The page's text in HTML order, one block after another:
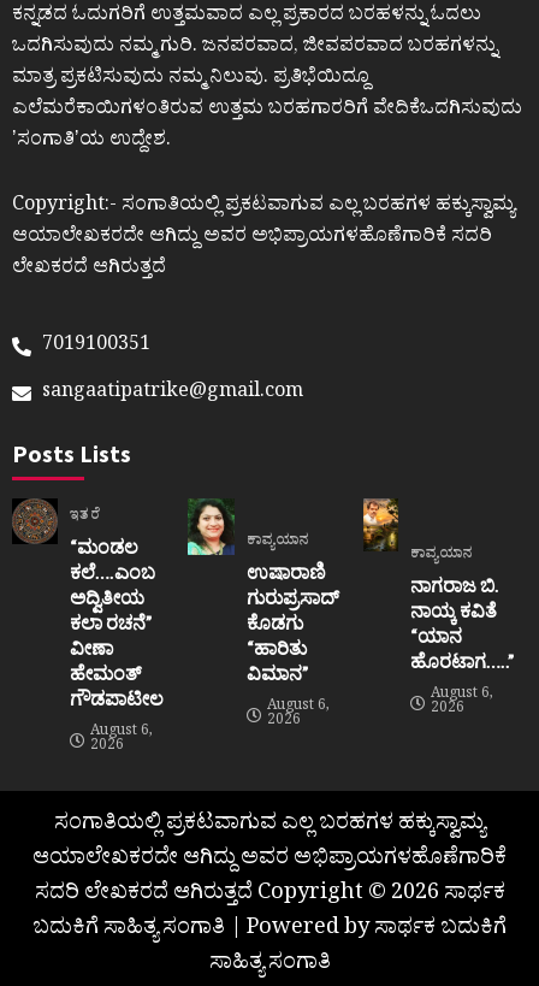
ಕನ್ನಡದ ಓದುಗರಿಗೆ ಉತ್ತಮವಾದ ಎಲ್ಲ ಪ್ರಕಾರದ ಬರಹಳನ್ನು ಓದಲು
ಒದಗಿಸುವುದು ನಮ್ಮ ಗುರಿ. ಜನಪರವಾದ, ಜೀವಪರವಾದ ಬರಹಗಳನ್ನು
ಮಾತ್ರ ಪ್ರಕಟಿಸುವುದು ನಮ್ಮ ನಿಲುವು. ಪ್ರತಿಭೆಯಿದ್ದೂ
ಎಲೆಮರೆಕಾಯಿಗಳಂತಿರುವ ಉತ್ತಮ ಬರಹಗಾರರಿಗೆ ವೇದಿಕೆಒದಗಿಸುವುದು
ʼಸಂಗಾತಿʼಯ ಉದ್ದೇಶ.
Copyright:- ಸಂಗಾತಿಯಲ್ಲಿ ಪ್ರಕಟವಾಗುವ ಎಲ್ಲ ಬರಹಗಳ ಹಕ್ಕುಸ್ವಾಮ್ಯ
ಆಯಾಲೇಖಕರದೇ ಆಗಿದ್ದು ಅವರ ಅಭಿಪ್ರಾಯಗಳಹೊಣೆಗಾರಿಕೆ ಸದರಿ
ಲೇಖಕರದೆ ಆಗಿರುತ್ತದೆ
7019100351
sangaatipatrike@gmail.com
Posts Lists
ಇತರೆ
“ಮಂಡಲ
ಕಲೆ….ಎಂಬ
ಅದ್ವಿತೀಯ
ಕಲಾ ರಚನೆ”‌
ವೀಣಾ
ಹೇಮಂತ್‌
ಗೌಡಪಾಟೀಲ
August 6,
2026
ಕಾವ್ಯಯಾನ
ಉಷಾರಾಣಿ
ಗುರುಪ್ರಸಾದ್
ಕೊಡಗು
“ಹಾರಿತು
ವಿಮಾನ”
August 6,
2026
ಕಾವ್ಯಯಾನ
ನಾಗರಾಜ ಬಿ.
ನಾಯ್ಕ ಕವಿತೆ
“ಯಾನ
ಹೊರಟಾಗ…..”
August 6,
2026
ಸಂಗಾತಿಯಲ್ಲಿ ಪ್ರಕಟವಾಗುವ ಎಲ್ಲ ಬರಹಗಳ ಹಕ್ಕುಸ್ವಾಮ್ಯ
ಆಯಾಲೇಖಕರದೇ ಆಗಿದ್ದು ಅವರ ಅಭಿಪ್ರಾಯಗಳಹೊಣೆಗಾರಿಕೆ
ಸದರಿ ಲೇಖಕರದೆ ಆಗಿರುತ್ತದೆ Copyright © 2026 ಸಾರ್ಥಕ
ಬದುಕಿಗೆ ಸಾಹಿತ್ಯ ಸಂಗಾತಿ | Powered by ಸಾರ್ಥಕ ಬದುಕಿಗೆ
ಸಾಹಿತ್ಯ ಸಂಗಾತಿ